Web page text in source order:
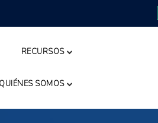
RECURSOS
QUIÉNES SOMOS